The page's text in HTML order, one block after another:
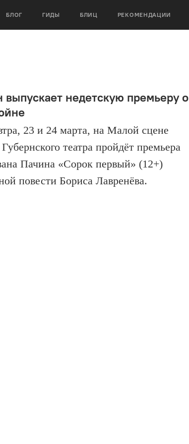
БЛОГ ГИДЫ БЛИЦ РЕКОМЕНДАЦИИ
недетскую премьеру о
23 и 24 марта, на Малой сцене
театра пройдёт премьера
Пачина «Сорок первый» (12+)
повести Бориса Лавренёва.